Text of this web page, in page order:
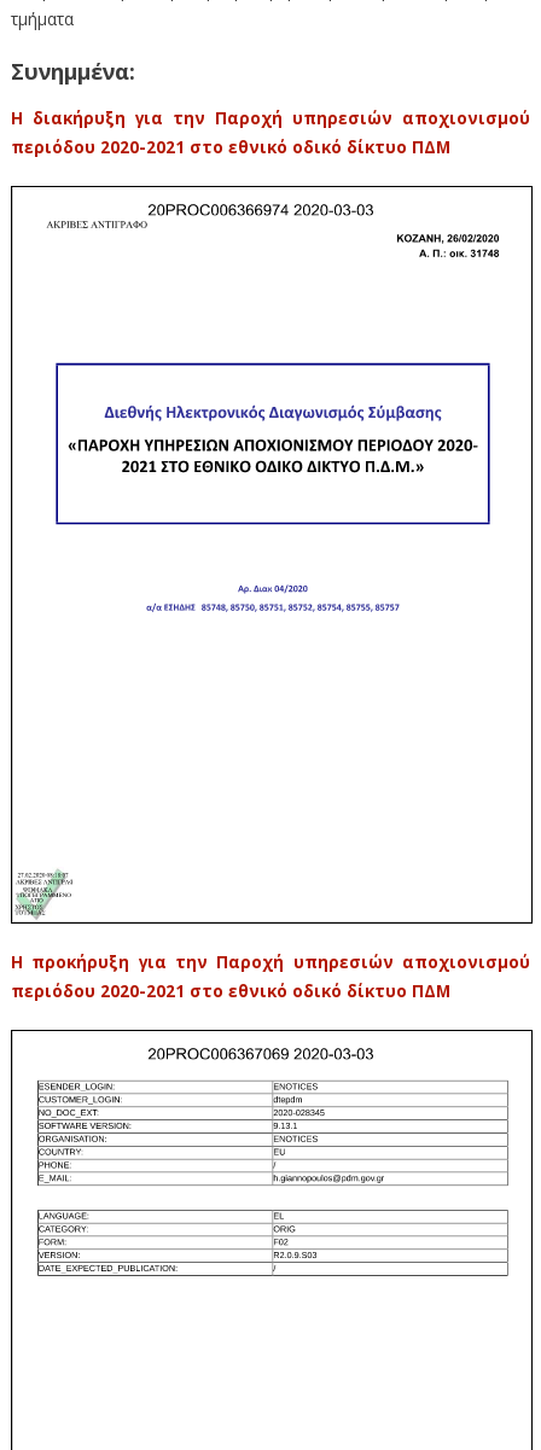
τμήματα
Συνημμένα:
Η διακήρυξη για την Παροχή υπηρεσιών αποχιονισμού
περιόδου 2020-2021 στο εθνικό οδικό δίκτυο ΠΔΜ
Η προκήρυξη για την Παροχή υπηρεσιών αποχιονισμού
περιόδου 2020-2021 στο εθνικό οδικό δίκτυο ΠΔΜ